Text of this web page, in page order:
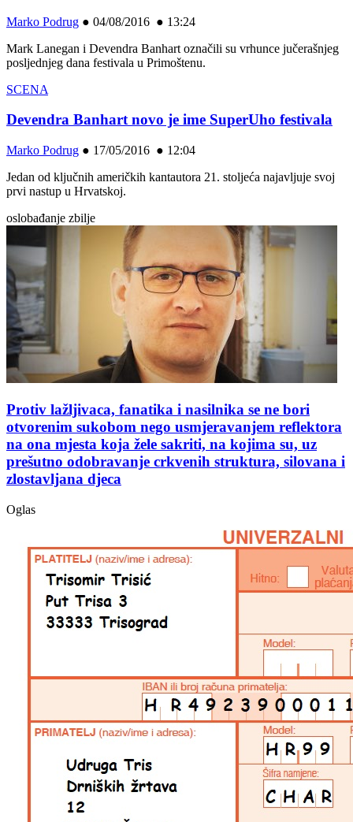
Marko Podrug ● 04/08/2016 ● 13:24
Mark Lanegan i Devendra Banhart označili su vrhunce jučerašnjeg
posljednjeg dana festivala u Primoštenu.
SCENA
Devendra Banhart novo je ime SuperUho festivala
Marko Podrug ● 17/05/2016 ● 12:04
Jedan od ključnih američkih kantautora 21. stoljeća najavljuje svoj
prvi nastup u Hrvatskoj.
oslobađanje zbilje
Protiv lažljivaca, fanatika i nasilnika se ne bori
otvorenim sukobom nego usmjeravanjem reflektora
na ona mjesta koja žele sakriti, na kojima su, uz
prešutno odobravanje crkvenih struktura, silovana i
zlostavljana djeca
Oglas